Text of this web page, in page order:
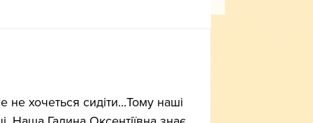
не хочеться сидіти...Тому наші